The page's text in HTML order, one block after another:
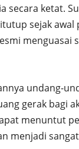
secara ketat.
sejak awal
menguasai
undang-
gerak bagi
menuntut
menjadi